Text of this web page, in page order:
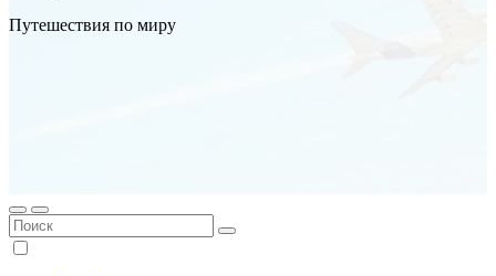
Путешествия по миру